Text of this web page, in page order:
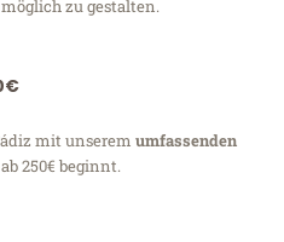
zu gestalten.
mit unserem umfassenden
250€ beginnt.